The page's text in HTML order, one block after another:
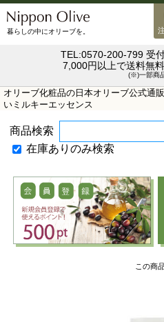
暮らしの中にオリーブを。
TEL:0570-200-799 受
7,000円以上で送料無
(※)一部商
オリーブ化粧品の日本オリーブ公式通販
いミルキーエッセンス
商品検索
在庫ありのみ検索
この商